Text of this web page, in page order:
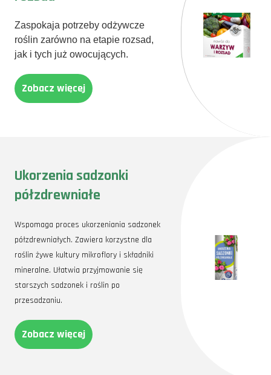
Zaspokaja potrzeby odżywcze
roślin zarówno na etapie rozsad,
jak i tych już owocujących.
Zobacz więcej
Ukorzenia sadzonki
półzdrewniałe
Wspomaga proces ukorzeniania sadzonek
półzdrewniałych. Zawiera korzystne dla
roślin żywe kultury mikroflory i składniki
mineralne. Ułatwia przyjmowanie się
starszych sadzonek i roślin po
przesadzaniu.
Zobacz więcej